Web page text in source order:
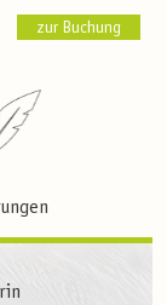
zur Buchung